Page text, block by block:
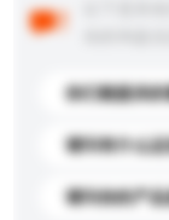
你们能提供
请问有什么运
请问你的产品